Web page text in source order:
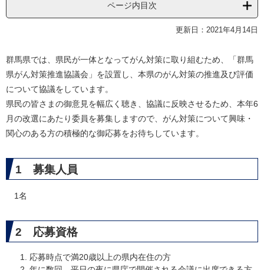
ページ内目次
更新日：2021年4月14日
群馬県では、県民が一体となってがん対策に取り組むため、「群馬
県がん対策推進協議会」を設置し、本県のがん対策の推進及び評価
について協議をしています。
県民の皆さまの御意見を幅広く聴き、協議に反映させるため、本年6
月の改選にあたり委員を募集しますので、がん対策について興味・
関心のある方の積極的な御応募をお待ちしています。
1 募集人員
1名
2 応募資格
応募時点で満20歳以上の県内在住の方